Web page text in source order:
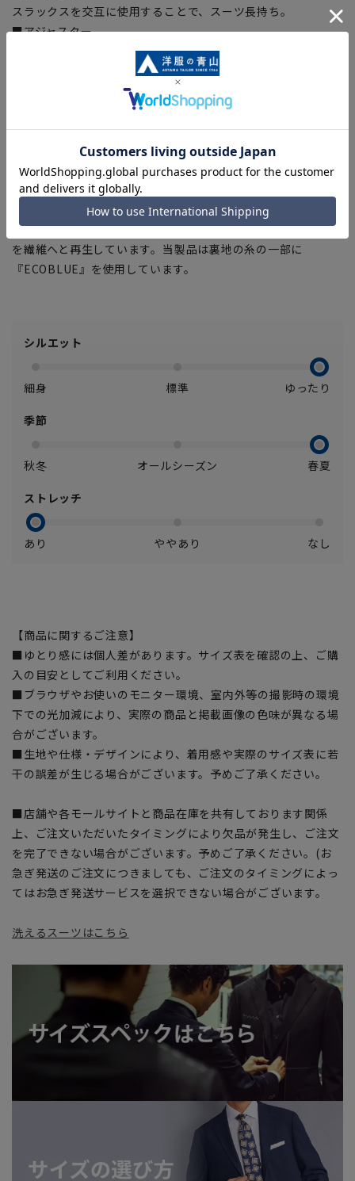
スラックスを交互に使用することで、スーツ長持ち。
■アジャスター
実寸から前後約6cm可動ちょっとしたウエストの変化に対応し
プリーツラインが取れにくく、裾までの綺麗なラインをキー
プ。
■Plastics Smart
この商品はリサイクル原料を使用し、プラスチック・スマート
に賛同しています。
■ECOBLUE(100%リサイクルポリエステル)
『ECOBLUE』はマテリアルリサイクルにより、ペットボトル
を繊維へと再生しています。当製品は裏地の糸の一部に
『ECOBLUE』を使用しています。
シルエット
細身 標準 ゆったり
季節
秋冬 オールシーズン 春夏
ストレッチ
あり ややあり なし
【商品に関するご注意】
■ゆとり感には個人差があります。サイズ表を確認の上、ご購
入の目安としてご利用ください。
■ブラウザやお使いのモニター環境、室内外等の撮影時の環境
下での光加減により、実際の商品と掲載画像の色味が異なる場
合がございます。
■生地や仕様・デザインにより、着用感や実際のサイズ表に若
干の誤差が生じる場合がございます。予めご了承ください。
■店舗や各モールサイトと商品在庫を共有しております関係
上、ご注文いただいたタイミングにより欠品が発生し、ご注文
を完了できない場合がございます。予めご了承ください。(お
急ぎ発送のご注文につきましても、ご注文のタイミングによっ
てはお急ぎ発送サービスを選択できない場合がございます。
洗えるスーツはこちら